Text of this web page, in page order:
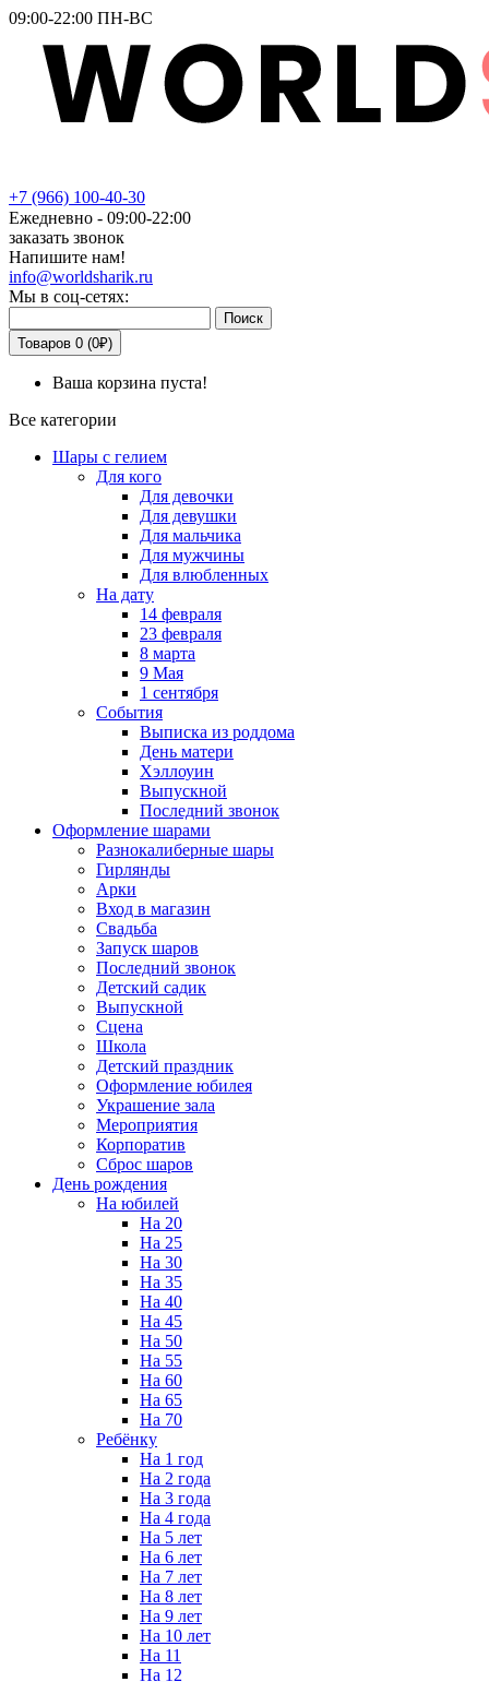
09:00-22:00 ПН-ВС
+7 (966) 100-40-30
Ежедневно - 09:00-22:00
заказать звонок
Напишите нам!
info@worldsharik.ru
Мы в соц-сетях:
Поиск
Товаров 0 (0₽)
Ваша корзина пуста!
Все категории
Шары с гелием
Для кого
Для девочки
Для девушки
Для мальчика
Для мужчины
Для влюбленных
На дату
14 февраля
23 февраля
8 марта
9 Мая
1 сентября
События
Выписка из роддома
День матери
Хэллоуин
Выпускной
Последний звонок
Оформление шарами
Разнокалиберные шары
Гирлянды
Арки
Вход в магазин
Свадьба
Запуск шаров
Последний звонок
Детский садик
Выпускной
Сцена
Школа
Детский праздник
Оформление юбилея
Украшение зала
Мероприятия
Корпоратив
Сброс шаров
День рождения
На юбилей
На 20
На 25
На 30
На 35
На 40
На 45
На 50
На 55
На 60
На 65
На 70
Ребёнку
На 1 год
На 2 года
На 3 года
На 4 года
На 5 лет
На 6 лет
На 7 лет
На 8 лет
На 9 лет
На 10 лет
На 11
На 12